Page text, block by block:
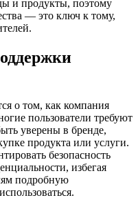
и продукты, поэтому
— это ключ к тому,
о том, как компания
пользователи требуют
уверены в бренде,
продукта или услуги.
безопасность
избегая
подробную